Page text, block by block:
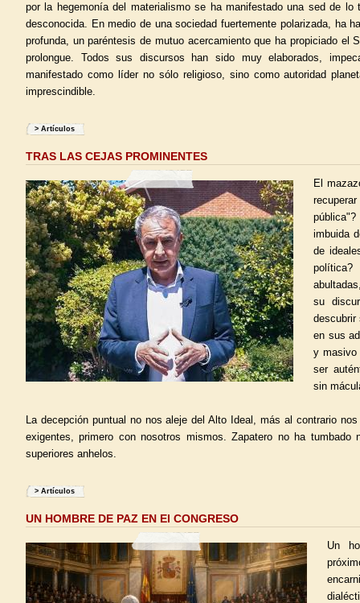
por la hegemonía del materialismo se ha manifestado una sed de lo
desconocida. En medio de una sociedad fuertemente polarizada, ha
profunda, un paréntesis de mutuo acercamiento que ha propiciado el
prolongue. Todos sus discursos han sido muy elaborados,
manifestado como líder no sólo religioso, sino como autoridad
imprescindible.
> Artículos
TRAS LAS CEJAS PROMINENTES
El
pública"?
imbuida
de
su
descubrir
en sus
y masivo
ser
sin
La decepción puntual no nos aleje del Alto Ideal, más al contrario
exigentes, primero con nosotros mismos. Zapatero no ha tumbado
superiores anhelos.
> Artículos
UN HOMBRE DE PAZ EN El CONGRESO
Un